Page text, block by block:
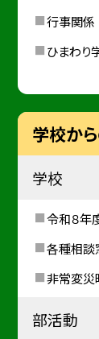
行事関係
ひまわり
学校か
学校
令和８年
各種相談
非常変災
部活動